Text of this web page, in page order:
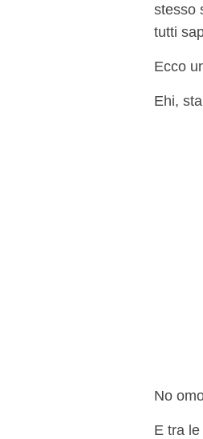
stesso
tutti
Ecco
Ehi,
No
E tra